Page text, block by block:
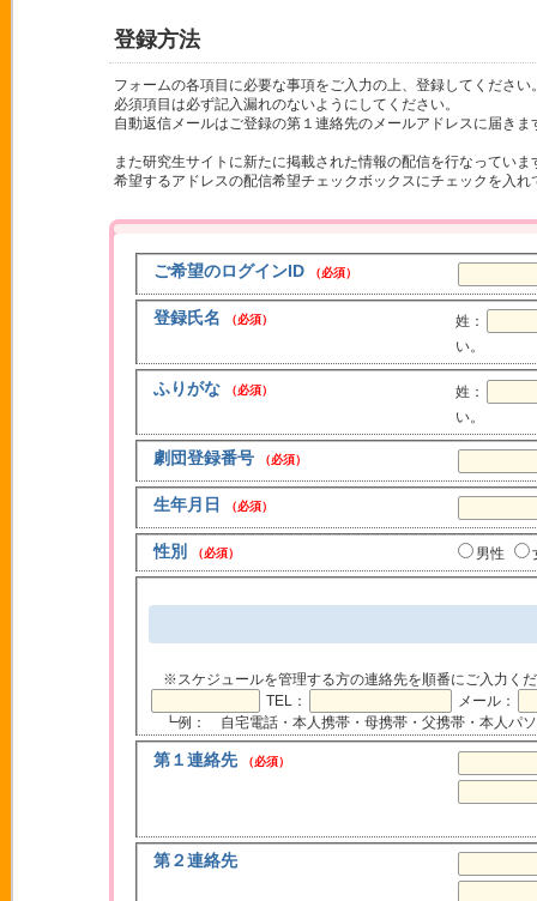
登録方法
フォームの各項目に必要な事項をご入力の上、登録してください
必須項目は必ず記入漏れのないようにしてください。
自動返信メールはご登録の第１連絡先のメールアドレスに届きま
また研究生サイトに新たに掲載された情報の配信を行なっていま
希望するアドレスの配信希望チェックボックスにチェックを入れ
ご希望のログインID （必須）
登録氏名 （必須）
姓：
い。
ふりがな （必須）
姓：
い。
劇団登録番号 （必須）
生年月日 （必須）
性別 （必須） 男性
※スケジュールを管理する方の連絡先を順番にご入力く
TEL：
メール：
┗例： 自宅電話・本人携帯・母携帯・父携帯・本人パ
第１連絡先 （必須）
第２連絡先